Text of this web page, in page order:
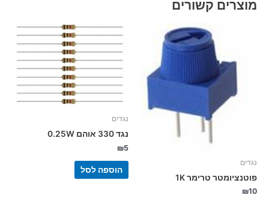
מוצרים קשורים
נגדים
פוטנציומטר טרימר 1K
₪10
נגדים
נגד 330 אוהם 0.25W
₪5
הוספה לסל